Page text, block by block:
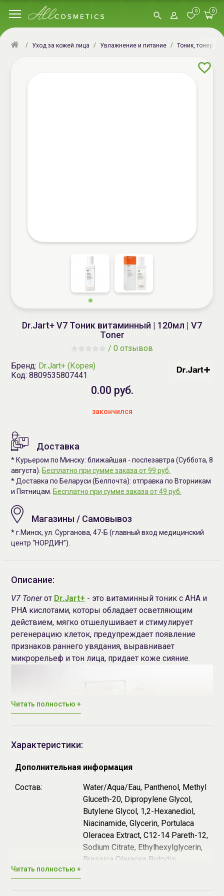
0 0
Уход за кожей лица Увлажнение и питание Тоник, тонер
Dr.Jart+ V7 Тоник витаминный | 120мл | V7
Toner
/ 0 отзывов
Бренд: Dr.Jart+ (Корея)
Код: 8809535807441
0.00 руб.
закончился
Доставка
* Курьером по Минску: ближайшая - послезавтра (Суббота, 8
августа). Бесплатно при сумме заказа от 99 руб.
* Доставка по Беларуси (Белпочта): отправка по Вторникам
и Пятницам. Бесплатно при сумме заказа от 49 руб.
Магазины / Самовывоз
* г.Минск, ул. Сурганова, 47-Б (главный вход медицинский
центр “НОРДИН”).
Описание:
V7 Tonerот Dr.Jart+ - это витаминный тоник с AHA и
PHA кислотами, которы обладает осветляющим
действием, мягко отшелушивает и стимулирует
регенерацию клеток, предупреждает появление
признаков раннего увядания, выравнивает
микрорельеф и тон лица, придает коже сияние.
является антиоксидантом и борется со
свободными радикалами и признаками
преждевременного старения. Прекрасно
выравнивает цвет лица, предотвращает появление
нежелательной пигментации, а также борется с уже
имеющейся, осветляет пост-акне, снимает
воспаления и раздражения, регулирует рН,
Читать полностью +
Характеристики:
Дополнительная информация
Состав:
Water/Aqua/Eau, Panthenol, Methyl
Gluceth-20, Dipropylene Glycol,
Butylene Glycol, 1,2-Hexanediol,
Niacinamide, Glycerin, Portulaca
Oleracea Extract, C12-14 Pareth-12,
Sodium Citrate, Ethylhexylglycerin,
Brassica Oleracea Botrytis
Читать полностью +